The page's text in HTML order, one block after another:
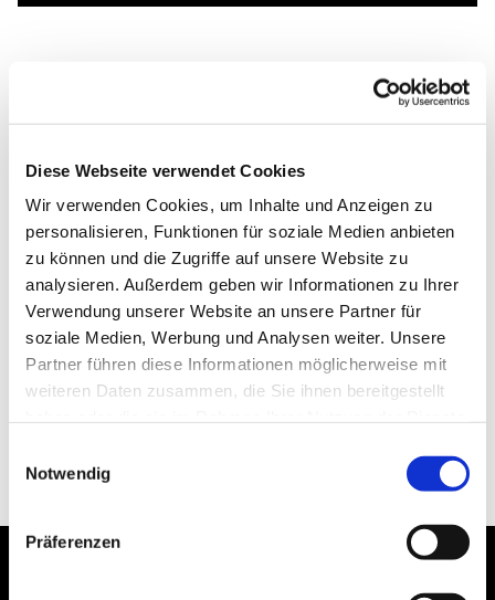
Diese Webseite verwendet Cookies
Wir verwenden Cookies, um Inhalte und Anzeigen zu
personalisieren, Funktionen für soziale Medien anbieten
zu können und die Zugriffe auf unsere Website zu
analysieren. Außerdem geben wir Informationen zu Ihrer
Verwendung unserer Website an unsere Partner für
soziale Medien, Werbung und Analysen weiter. Unsere
Partner führen diese Informationen möglicherweise mit
weiteren Daten zusammen, die Sie ihnen bereitgestellt
Notwendig
Präferenzen